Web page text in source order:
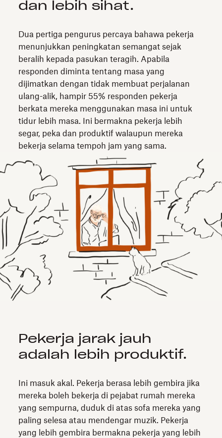
dan lebih sihat.
Dua pertiga pengurus percaya bahawa pekerja
menunjukkan peningkatan semangat sejak
beralih kepada pasukan teragih. Apabila
responden diminta tentang masa yang
dijimatkan dengan tidak membuat perjalanan
ulang-alik, hampir 55% responden pekerja
berkata mereka menggunakan masa ini untuk
tidur lebih masa. Ini bermakna pekerja lebih
segar, peka dan produktif walaupun mereka
bekerja selama tempoh jam yang sama.
Pekerja jarak jauh
adalah lebih produktif.
Ini masuk akal. Pekerja berasa lebih gembira jika
mereka boleh bekerja di pejabat rumah mereka
yang sempurna, duduk di atas sofa mereka yang
paling selesa atau mendengar muzik. Pekerja
yang lebih gembira bermakna pekerja yang lebih